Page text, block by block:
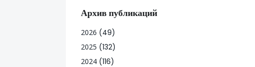
Архив публикаций
2026 (49)
2025 (132)
2024 (116)